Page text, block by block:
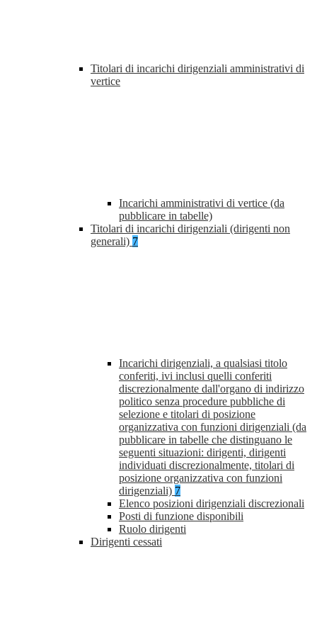
Titolari di incarichi dirigenziali amministrativi di
vertice
Incarichi amministrativi di vertice (da
pubblicare in tabelle)
Titolari di incarichi dirigenziali (dirigenti non
generali) 7
Incarichi dirigenziali, a qualsiasi titolo
conferiti, ivi inclusi quelli conferiti
discrezionalmente dall'organo di indirizzo
politico senza procedure pubbliche di
selezione e titolari di posizione
organizzativa con funzioni dirigenziali (da
pubblicare in tabelle che distinguano le
seguenti situazioni: dirigenti, dirigenti
individuati discrezionalmente, titolari di
posizione organizzativa con funzioni
dirigenziali) 7
Elenco posizioni dirigenziali discrezionali
Posti di funzione disponibili
Ruolo dirigenti
Dirigenti cessati